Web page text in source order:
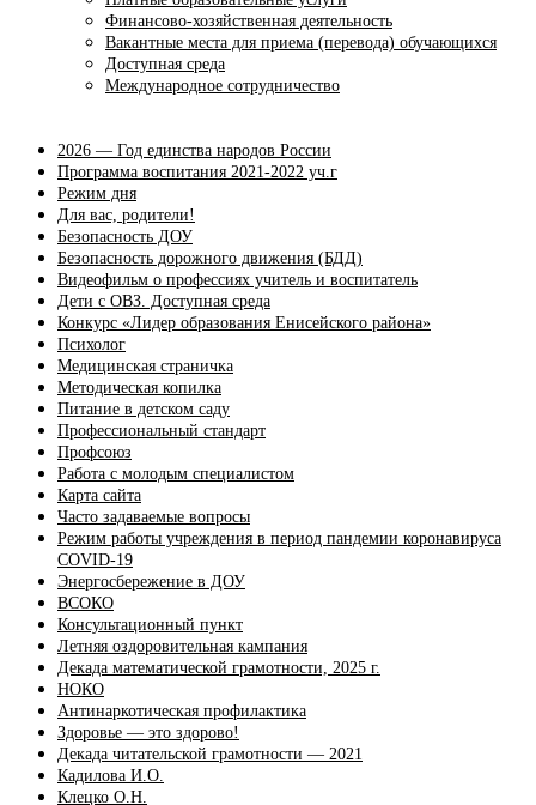
Финансово-хозяйственная деятельность
Вакантные места для приема (перевода) обучающихся
Доступная среда
Международное сотрудничество
2026 — Год единства народов России
Программа воспитания 2021-2022 уч.г
Режим дня
Для вас, родители!
Безопасность ДОУ
Безопасность дорожного движения (БДД)
Видеофильм о профессиях учитель и воспитатель
Дети с ОВЗ. Доступная среда
Конкурс «Лидер образования Енисейского района»
Психолог
Медицинская страничка
Методическая копилка
Питание в детском саду
Профессиональный стандарт
Профсоюз
Работа с молодым специалистом
Карта сайта
Часто задаваемые вопросы
Режим работы учреждения в период пандемии коронавируса
COVID-19
Энергосбережение в ДОУ
ВСОКО
Консультационный пункт
Летняя оздоровительная кампания
Декада математической грамотности, 2025 г.
НОКО
Антинаркотическая профилактика
Здоровье — это здорово!
Декада читательской грамотности — 2021
Кадилова И.О.
Клецко О.Н.